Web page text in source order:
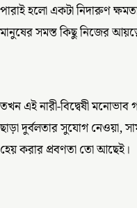
পারাই হলো একটা নিদারুণ
মানুষের সমস্ত কিছু নিজের
তখন এই নারী-বিদ্বেষী মনোভাব
ছাড়া দুর্বলতার সুযোগ নেওয়া,
হেয় করার প্রবণতা তো আছেই।